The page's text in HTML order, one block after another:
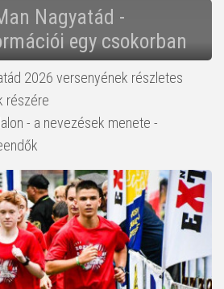
Nagyatád -
egy csokorban
2026 versenyének részletes
részére
- a nevezések menete -